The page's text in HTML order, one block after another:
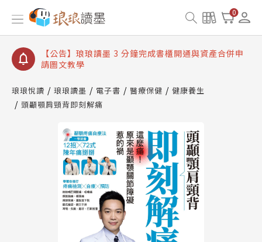
0
【公告】琅琅讀墨數位閱讀資產合併與書櫃開通申請
【公告】琅琅讀墨書櫃開通常見問題
【公告】琅琅讀墨 3 分鐘完成書櫃開通與資產合併申
請圖文教學
查詢
【公告】琅琅讀墨數位閱讀資產合併與書櫃開通申請
琅琅悅讀 琅琅讀墨 電子書 醫療保健
健康養生
頭顳顎肩頸背即刻解痛